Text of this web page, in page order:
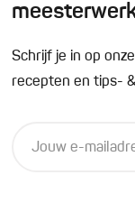
Schrijf je in op
recepten en tips-